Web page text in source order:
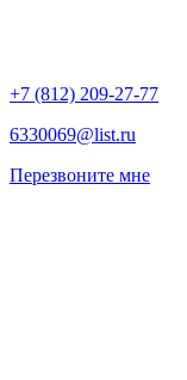
+7 (812) 209-27-77
6330069@list.ru
Перезвоните мне